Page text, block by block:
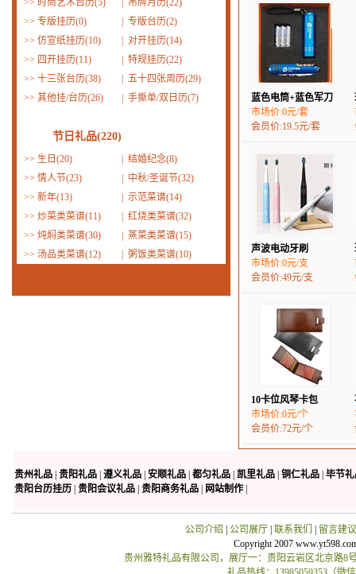
>> 时尚艺术台历(5)
吊牌月历(22)
>> 专版挂历(0)
专版台历(2)
>> 仿宣纸挂历(10)
对开挂历(14)
>> 四开挂历(11)
特规挂历(22)
>> 十三张台历(38)
五十四张周历(29)
>> 其他挂/台历(26) 手撕单/双日历(7)
节日礼品(220)
>> 生日(20)
结婚纪念(8)
>> 情人节(23)
中秋/圣诞节(32)
>> 新年(13)
示范菜谱(14)
>> 炒菜类菜谱(11)
红烧类菜谱(32)
>> 炖焖类菜谱(30)
蒸菜类菜谱(15)
>> 汤品类菜谱(12) 粥饭类菜谱(10)
蓝色电筒+蓝色军刀
市场价:0元/套
会员价:19.5元/套
声波电动牙刷
市场价:0元/支
会员价:49元/支
10卡位风琴卡包
市场价:0元/个
会员价:72元/个
贵州礼品 贵阳礼品 遵义礼品 安顺礼品 都匀礼品 凯里礼品 铜仁礼品 毕节
贵阳台历挂历 贵阳会议礼品 贵阳商务礼品 网站制作
公司介绍 公司展厅| 联系我们
留言建议
Copyright 2007
贵州雅特礼品有限公司，展厅一：贵阳云岩区北京路8